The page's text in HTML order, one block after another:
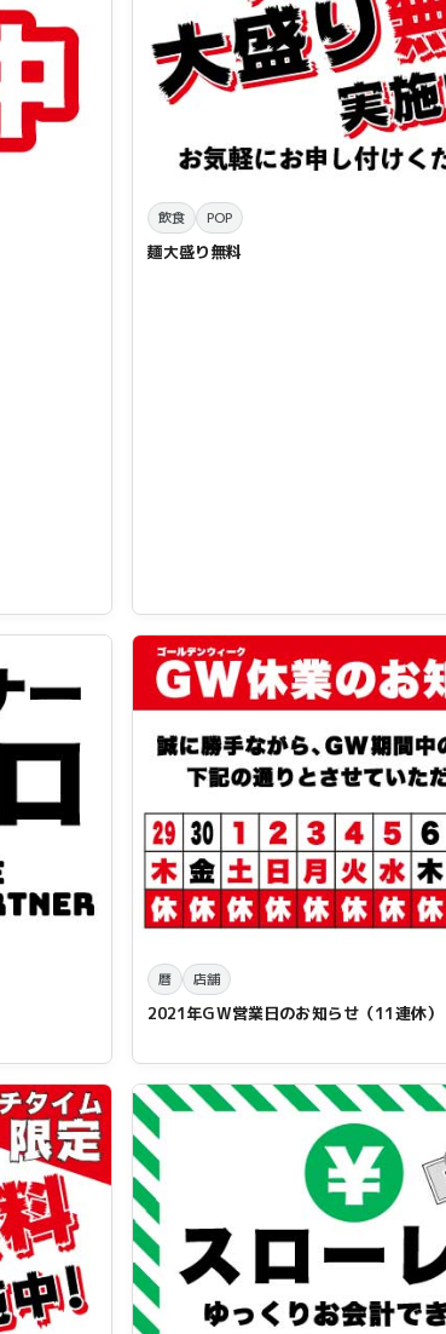
飲食 POP
麺大盛り無料
暦 店舗
2021年GW営業日のお知らせ（11連休）